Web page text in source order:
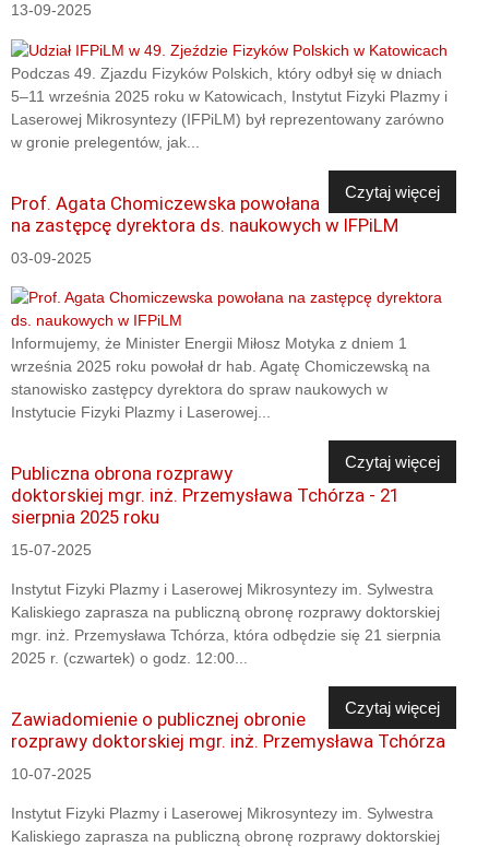
13-09-2025
Podczas 49. Zjazdu Fizyków Polskich, który odbył się w dniach
5–11 września 2025 roku w Katowicach, Instytut Fizyki Plazmy i
Laserowej Mikrosyntezy (IFPiLM) był reprezentowany zarówno
w gronie prelegentów, jak...
Czytaj więcej
Prof. Agata Chomiczewska powołana
na zastępcę dyrektora ds. naukowych w IFPiLM
03-09-2025
Informujemy, że Minister Energii Miłosz Motyka z dniem 1
września 2025 roku powołał dr hab. Agatę Chomiczewską na
stanowisko zastępcy dyrektora do spraw naukowych w
Instytucie Fizyki Plazmy i Laserowej...
Czytaj więcej
Publiczna obrona rozprawy
doktorskiej mgr. inż. Przemysława Tchórza - 21
sierpnia 2025 roku
15-07-2025
Instytut Fizyki Plazmy i Laserowej Mikrosyntezy im. Sylwestra
Kaliskiego zaprasza na publiczną obronę rozprawy doktorskiej
mgr. inż. Przemysława Tchórza, która odbędzie się 21 sierpnia
2025 r. (czwartek) o godz. 12:00...
Czytaj więcej
Zawiadomienie o publicznej obronie
rozprawy doktorskiej mgr. inż. Przemysława Tchórza
10-07-2025
Instytut Fizyki Plazmy i Laserowej Mikrosyntezy im. Sylwestra
Kaliskiego zaprasza na publiczną obronę rozprawy doktorskiej